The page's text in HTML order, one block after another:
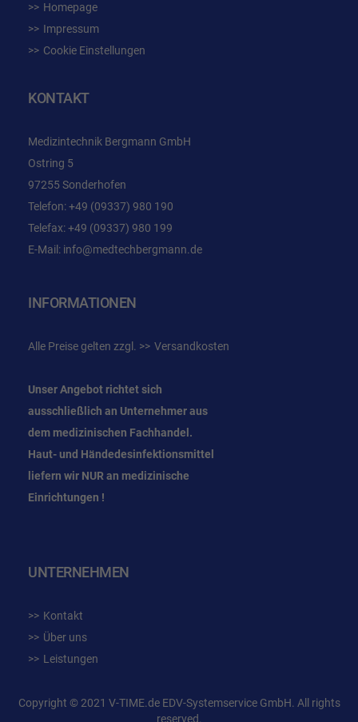
Homepage
Impressum
Cookie Einstellungen
KONTAKT
Medizintechnik Bergmann GmbH
Ostring 5
97255 Sonderhofen
Telefon:+49 (09337) 980 190
Telefax: +49 (09337) 980 199
E-Mail: info@medtechbergmann.de
INFORMATIONEN
Alle Preise gelten zzgl. Versandkosten
Unser Angebot richtet sich
ausschließlich an Unternehmeraus
dem medizinischen Fachhandel.
Haut- und Händedesinfektionsmittel
liefern wir NUR an medizinische
Einrichtungen !
UNTERNEHMEN
Kontakt
Über uns
Leistungen
Copyright © 2021 V-TIME.de EDV-Systemservice GmbH. All rights
reserved.